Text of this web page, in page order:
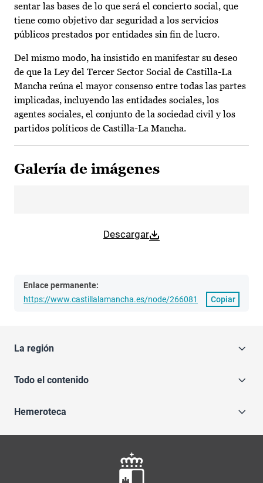
sentar las bases de lo que será el concierto social, que
tiene como objetivo dar seguridad a los servicios
públicos prestados por entidades sin fin de lucro.
Del mismo modo, ha insistido en manifestar su deseo
de que la Ley del Tercer Sector Social de Castilla-La
Mancha reúna el mayor consenso entre todas las partes
implicadas, incluyendo las entidades sociales, los
agentes sociales, el conjunto de la sociedad civil y los
partidos políticos de Castilla-La Mancha.
Galería de imágenes
Descargar
Enlace permanente:
https://www.castillalamancha.es/node/266081
Copiar
La región
Todo el contenido
Hemeroteca